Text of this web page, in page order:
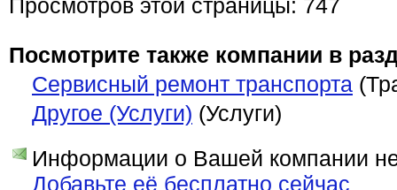
Просмотров этой страницы: 747
Посмотрите также компании в
Сервисный ремонт транспорта
Другое (Услуги) (Услуги)
Информации о Вашей компании
Добавьте её бесплатно сейчас